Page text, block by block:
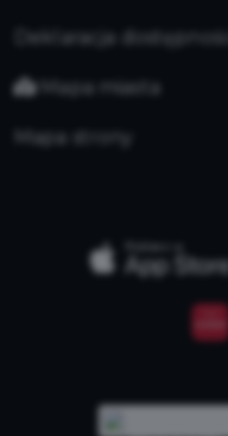
Deklaracja dostępności
Mapa miasta
Mapa strony